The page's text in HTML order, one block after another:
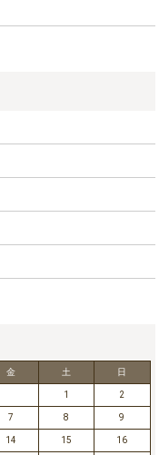
金 土 日
1 2
7 8 9
14 15 16